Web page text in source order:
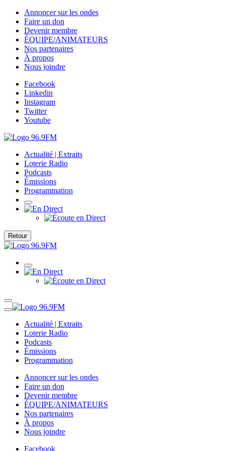
Annoncer sur les ondes
Faire un don
Devenir membre
ÉQUIPE/ANIMATEURS
Nos partenaires
À propos
Nous joindre
Facebook
Linkedin
Instagram
Twitter
Youtube
Actualité | Extraits
Loterie Radio
Podcasts
Émissions
Programmation
Retour
Actualité | Extraits
Loterie Radio
Podcasts
Émissions
Programmation
Annoncer sur les ondes
Faire un don
Devenir membre
ÉQUIPE/ANIMATEURS
Nos partenaires
À propos
Nous joindre
Facebook